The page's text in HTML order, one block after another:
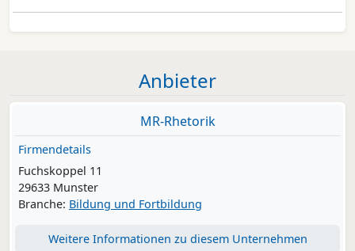
Anbieter
MR-Rhetorik
Firmendetails
Fuchskoppel 11
29633 Munster
Branche: Bildung und Fortbildung
Weitere Informationen zu diesem Unternehmen